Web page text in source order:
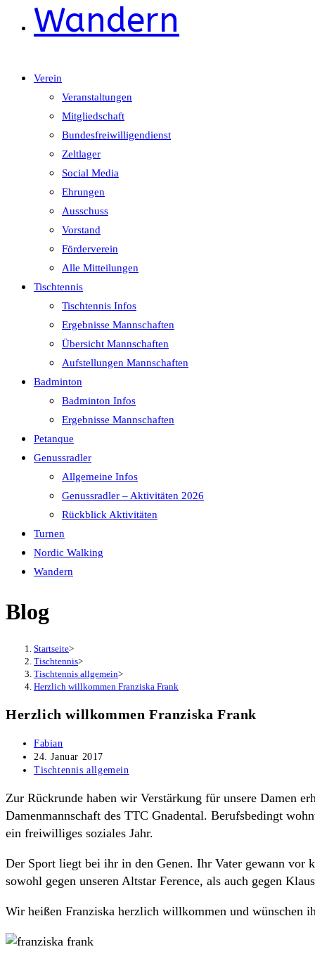
Wandern
Verein
Veranstaltungen
Mitgliedschaft
Bundesfreiwilligendienst
Zeltlager
Social Media
Ehrungen
Ausschuss
Vorstand
Förderverein
Alle Mitteilungen
Tischtennis
Tischtennis Infos
Ergebnisse Mannschaften
Übersicht Mannschaften
Aufstellungen Mannschaften
Badminton
Badminton Infos
Ergebnisse Mannschaften
Petanque
Genussradler
Allgemeine Infos
Genussradler – Aktivitäten 2026
Rückblick Aktivitäten
Turnen
Nordic Walking
Wandern
Blog
Startseite>
Tischtennis>
Tischtennis allgemein>
Herzlich willkommen Franziska Frank
Herzlich willkommen Franziska Frank
Beitrags-
Autor:
Fabian
Beitrag
veröffentlicht:
24. Januar 2017
Beitrags-
Tischtennis allgemein
Zur Rückrunde haben wir Verstärkung für unsere Damen
Damenmannschaft des TTC Gnadental. Berufsbedingt
ein freiwilliges soziales Jahr.
Der Sport liegt bei ihr in den Genen. Ihr Vater gewann vor
sowohl gegen unseren Altstar Ference, als auch gegen
Wir heißen Franziska herzlich willkommen und wünschen